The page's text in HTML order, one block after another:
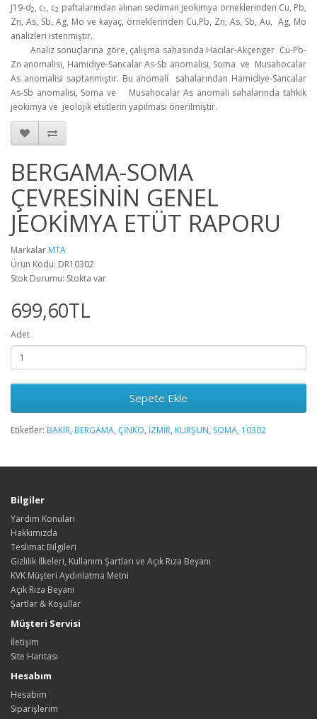
J19-d2, c1, c2 paftalarından alınan sediman jeokimya örneklerinden Cu, Pb,
Zn, As, Sb, Ag, Mo ve kayaç, örneklerinden Cu,Pb, Zn, As, Sb, Au, Ag, Mo
analizleri istenmiştir.
Analiz sonuçlarına göre, çalışma sahasında Hacılar-Akçenger Cu-Pb-
Zn anomalisi, Hamidiye-Sancalar As-Sb anomalisi, Soma ve Musahocalar
As anomalisi saptanmıştır. Bu anomali sahalarından Hamidiye-Sancalar
As-Sb anomalisi, Soma ve Musahocalar As anomali sahalarında tahkik
jeokimya ve jeolojik etütlerin yapılması önerilmiştir.
BERGAMA-SOMA
ÇEVRESİNİN GENEL
JEOKİMYA ETÜT RAPORU
Markalar MTA
Ürün Kodu: DR10302
Stok Durumu: Stokta var
699,60TL
Adet
Sepete Ekle
Etiketler: BAKIR, BERGAMA, ÇİNKO, İZMİR, KURŞUN, SOMA, 10302
Bilgiler
Yardım Konuları
Hakkımızda
Teslimat Bilgileri
Gizlilik İlkeleri, Kullanım Şartları ve Açık Rıza Beyanı
KVK Müşteri Aydınlatma Metni
Açık Rıza Beyanı
Şartlar & Koşullar
Müşteri Servisi
İletişim
Site Haritası
Hesabım
Hesabım
Siparişlerim